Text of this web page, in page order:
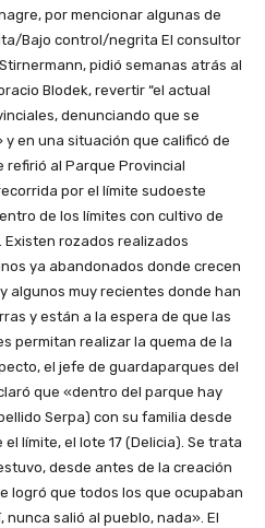
por mencionar algunas de
Bajo control/negrita El consultor
pidió semanas atrás al
Blodek, revertir “el actual
denunciando que se
en una situación que calificó de
refirió al Parque Provincial
por el límite sudoeste
de los límites con cultivo de
Existen rozados realizados
ya abandonados donde crecen
algunos muy recientes donde han
y están a la espera de que las
permitan realizar la quema de la
el jefe de guardaparques del
que «dentro del parque hay
Serpa) con su familia desde
límite, el lote 17 (Delicia). Se trata
desde antes de la creación
logró que todos los que ocupaban
salió al pueblo, nada». El